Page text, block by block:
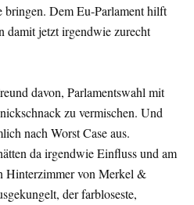
bringen. Dem Eu-Parlament hilft
damit jetzt irgendwie zurecht
davon, Parlamentswahl mit
zu vermischen. Und
nach Worst Case aus.
da irgendwie Einfluss und am
Hinterzimmer von Merkel &
der farbloseste,